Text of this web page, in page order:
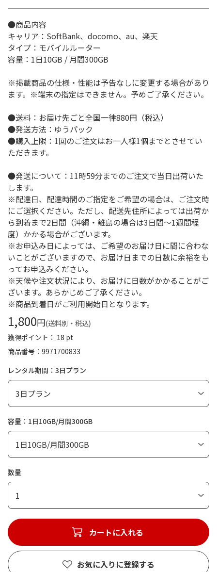
●商品内容
キャリア：SoftBank、docomo、au、楽天
タイプ：モバイルルーター
容量：1日10GB / 月間300GB
※掲載商品の仕様・性能は予告なしに変更する場合があり
ます。※端末の指定はできません。予めご了承ください。
●送料：お届け先ごと全国一律880円（税込）
●発送方法：ゆうパック
●購入上限：1回のご注文はお一人様1個までとさせてい
ただきます。
●発送について：11時59分までのご注文で当日出荷いた
します。
※配達日、配達時間のご指定をご希望の場合は、ご注文時
にご選択ください。ただし、配送先住所によっては出荷か
ら到着まで2日間（沖縄・離島の場合は3日間～1週間程
度）かかる場合がございます。
※お申込み日によっては、ご希望のお届け日に間に合わな
いことがございますので、お届け日までの日数に余裕をも
ってお申込みください。
※天候や注文状況により、お届けに日数がかかることがご
ざいます。あらかじめご了承ください。
※商品到着日がご利用開始日となります。
1,800円(送料別・税込)
獲得ポイント： 18 pt
商品番号
9971700833
レンタル期間：3日プラン
容量：1日10GB/月間300GB
数量
1
カートに入れる
お気に入りに登録する